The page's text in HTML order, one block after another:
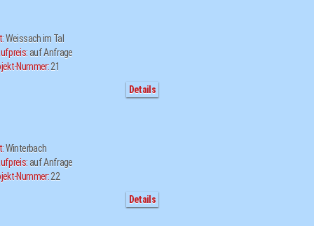
Weissach im Tal
auf Anfrage
Nummer:21
Details
Winterbach
auf Anfrage
Nummer:22
Details